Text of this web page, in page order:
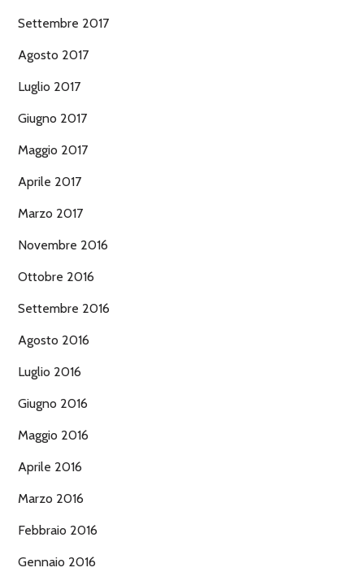
Settembre 2017
Agosto 2017
Luglio 2017
Giugno 2017
Maggio 2017
Aprile 2017
Marzo 2017
Novembre 2016
Ottobre 2016
Settembre 2016
Agosto 2016
Luglio 2016
Giugno 2016
Maggio 2016
Aprile 2016
Marzo 2016
Febbraio 2016
Gennaio 2016